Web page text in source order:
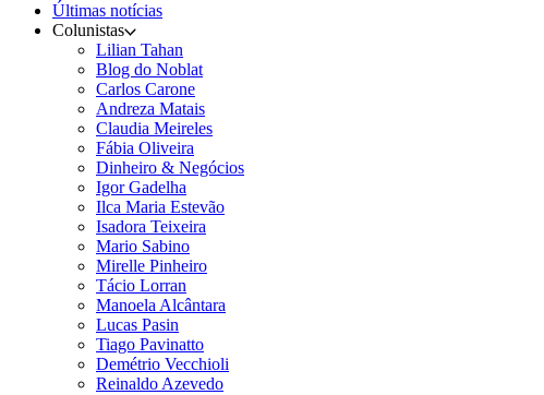
Últimas notícias
Colunistas
Lilian Tahan
Blog do Noblat
Carlos Carone
Andreza Matais
Claudia Meireles
Fábia Oliveira
Dinheiro & Negócios
Igor Gadelha
Ilca Maria Estevão
Isadora Teixeira
Mario Sabino
Mirelle Pinheiro
Tácio Lorran
Manoela Alcântara
Lucas Pasin
Tiago Pavinatto
Demétrio Vecchioli
Reinaldo Azevedo